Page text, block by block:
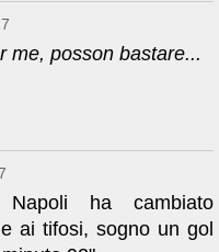
me, posson bastare...
ha cambiato
ai tifosi, sogno un gol